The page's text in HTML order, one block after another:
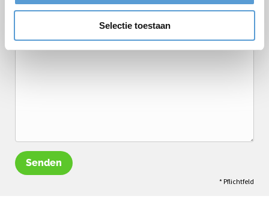
Selectie toestaan
Mittagessen
Grillen/Abendessen
Bemerkungen
Senden
* Pflichtfeld